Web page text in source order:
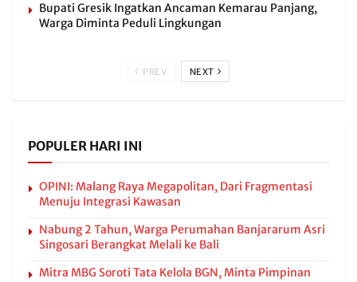
Bupati Gresik Ingatkan Ancaman Kemarau Panjang,
Warga Diminta Peduli Lingkungan
PREV NEXT
POPULER HARI INI
OPINI: Malang Raya Megapolitan, Dari Fragmentasi
Menuju Integrasi Kawasan
Nabung 2 Tahun, Warga Perumahan Banjararum Asri
Singosari Berangkat Melali ke Bali
Mitra MBG Soroti Tata Kelola BGN, Minta Pimpinan